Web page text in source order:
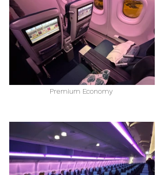
Premium Economy